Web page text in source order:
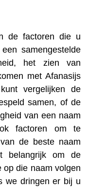
de factoren die u
samengestelde
het zien van
met Afanasijs
vergelijken de
samen, of de
van een naam
factoren om te
de beste naam
belangrijk om de
op die naam volgen
we dringen er bij u